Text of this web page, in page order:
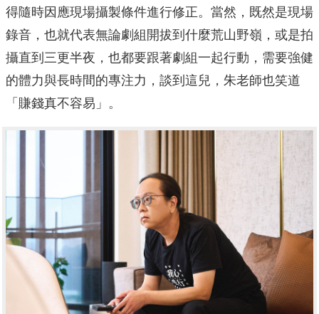
得隨時因應現場攝製條件進行修正。當然，既然是現場
錄音，也就代表無論劇組開拔到什麼荒山野嶺，或是拍
攝直到三更半夜，也都要跟著劇組一起行動，需要強健
的體力與長時間的專注力，談到這兒，朱老師也笑道
「賺錢真不容易」。